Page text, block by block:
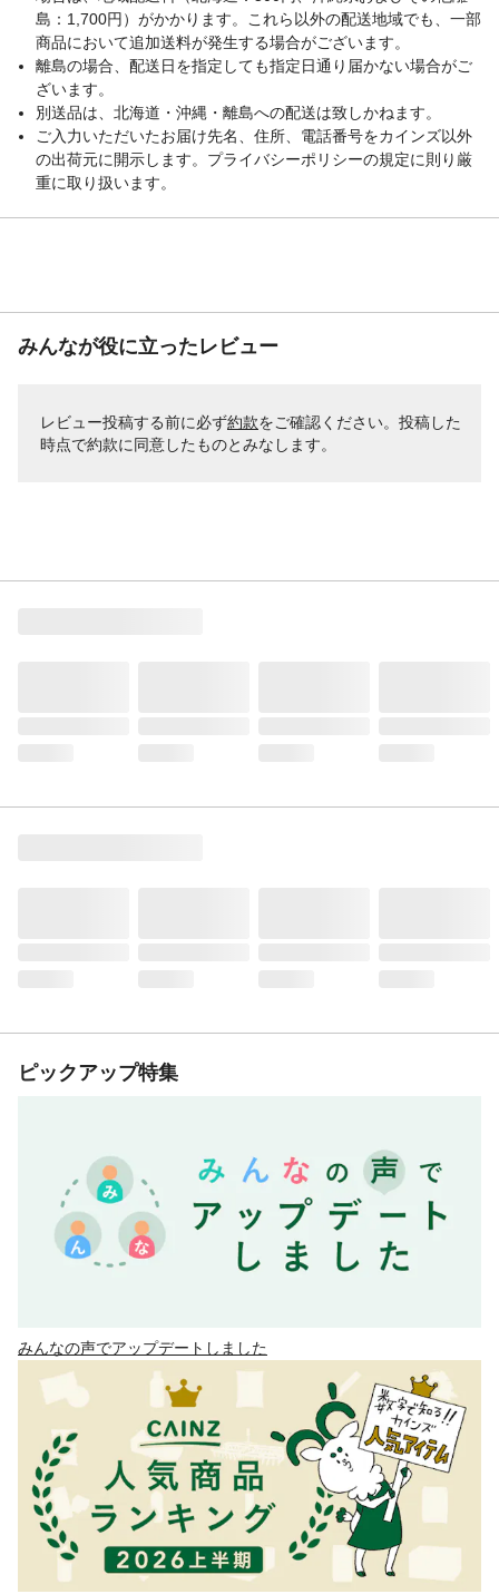
島：1,700円）がかかります。これら以外の配送地域でも、一部
商品において追加送料が発生する場合がございます。
離島の場合、配送日を指定しても指定日通り届かない場合がご
ざいます。
別送品は、北海道・沖縄・離島への配送は致しかねます。
ご入力いただいたお届け先名、住所、電話番号をカインズ以外
の出荷元に開示します。プライバシーポリシーの規定に則り厳
重に取り扱います。
みんなが役に立ったレビュー
レビュー投稿する前に必ず約款をご確認ください。投稿した
時点で約款に同意したものとみなします。
ピックアップ特集
みんなの声でアップデートしました